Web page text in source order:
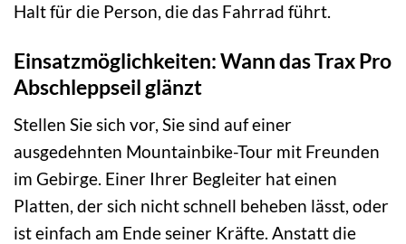
Halt für die Person, die das Fahrrad führt.
Einsatzmöglichkeiten: Wann das Trax Pro
Abschleppseil glänzt
Stellen Sie sich vor, Sie sind auf einer
ausgedehnten Mountainbike-Tour mit Freunden
im Gebirge. Einer Ihrer Begleiter hat einen
Platten, der sich nicht schnell beheben lässt, oder
ist einfach am Ende seiner Kräfte. Anstatt die